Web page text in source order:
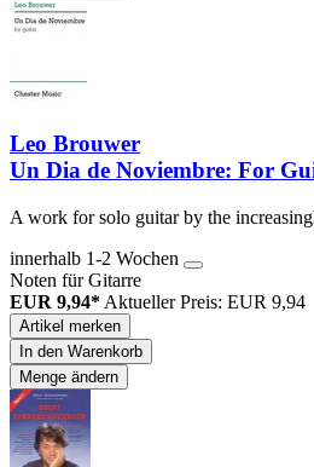
Leo Brouwer
Un Dia de Noviembre: For
A work for solo guitar by the
innerhalb 1-2 Wochen
Noten für Gitarre
EUR 9,94* Aktueller Preis: EUR 9,94
Artikel merken
In den Warenkorb
Menge ändern